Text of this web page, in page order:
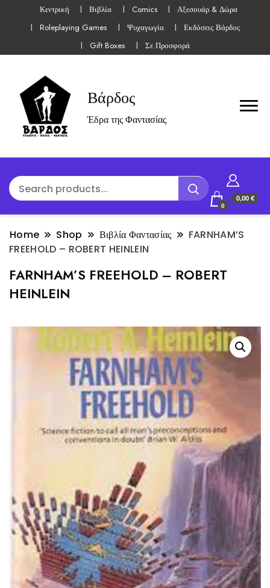
Κεντρική Βιβλία Comics
Αξεσουάρ & Δώρα
Roleplaying Games
Ψυχαγωγία
Εκδόσεις Βάρδος
Gift Boxes
Σε Προσφορά
Βάρδος
Έδρα της Φαντασίας
0
0,00 €
Home Shop Βιβλία Φαντασίας
FARNHAM’S
FREEHOLD – ROBERT HEINLEIN
FARNHAM’S FREEHOLD – ROBERT
HEINLEIN